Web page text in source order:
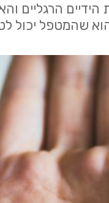
הרגליים
שהמטפל יכול